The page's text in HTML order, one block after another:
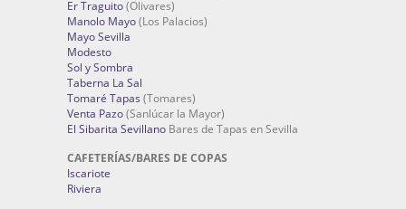
Er Traguito(Olivares)
Manolo Mayo(Los Palacios)
Mayo Sevilla
Modesto
Sol y Sombra
Taberna La Sal
Tomaré Tapas (Tomares)
Venta Pazo(Sanlúcar la Mayor)
El Sibarita Sevillano Bares de Tapas en Sevilla
CAFETERÍAS/BARES DE COPAS
Iscariote
Riviera